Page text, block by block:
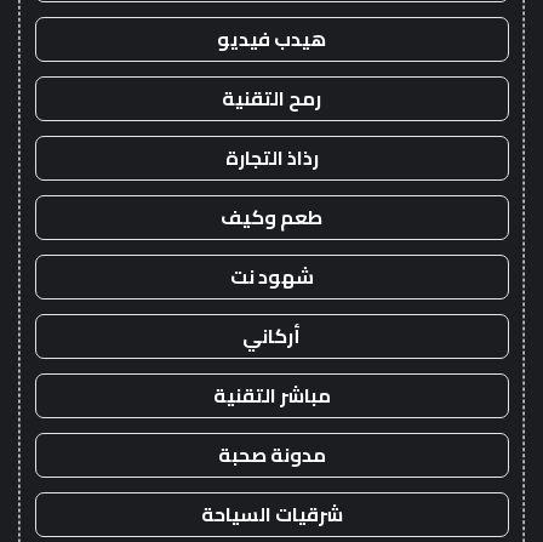
هيدب فيديو
رمح التقنية
رذاذ التجارة
طعم وكيف
شهود نت
أركاني
مباشر التقنية
مدونة صحبة
شرقيات السياحة